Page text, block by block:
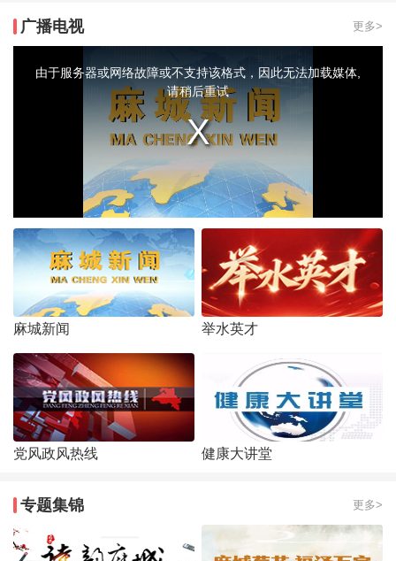
广播电视 更多>
modal由于服务器或网络故障或不支持该格式，因此无法加载媒体,
请稍后重试
麻城新闻 举水英才
党风政风热线 健康大讲堂
专题集锦 更多>